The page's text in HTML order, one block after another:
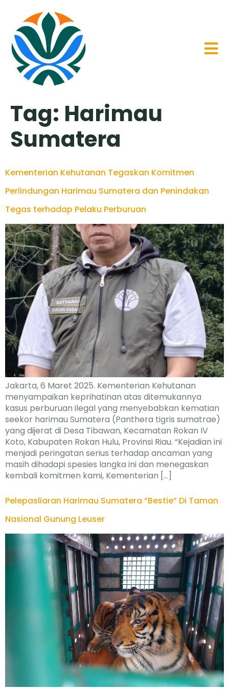
Tag: Harimau
Sumatera
Kementerian Kehutanan Tegaskan Komitmen
Perlindungan Harimau Sumatera dan Penindakan
Tegas terhadap Pelaku Perburuan
Jakarta, 6 Maret 2025. Kementerian Kehutanan
menyampaikan keprihatinan atas ditemukannya
kasus perburuan ilegal yang menyebabkan kematian
seekor harimau Sumatera (Panthera tigris sumatrae)
yang dijerat di Desa Tibawan, Kecamatan Rokan IV
Koto, Kabupaten Rokan Hulu, Provinsi Riau. “Kejadian ini
menjadi peringatan serius terhadap ancaman yang
masih dihadapi spesies langka ini dan menegaskan
kembali komitmen kami, Kementerian […]
Pelepasliaran Harimau Sumatera “Bestie” Di Taman
Nasional Gunung Leuser